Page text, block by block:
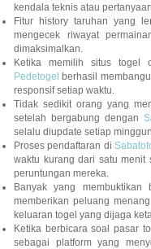
kendala teknis atau
Fitur history taruhan yang
mengecek riwayat
dimaksimalkan.
Ketika memilih situs togel
Pedetogel berhasil
responsif setiap waktu.
Tidak sedikit orang yang
setelah bergabung dengan
selalu diupdate setiap
Proses pendaftaran di
waktu kurang dari satu menit
peruntungan mereka.
Banyak yang
memberikan peluang
keluaran togel yang dijaga
Ketika berbicara soal pasar
sebagai platform yang